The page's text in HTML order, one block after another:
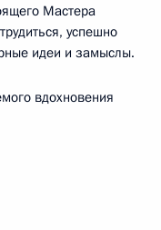
Мастера
успешно
идеи и замыслы.
вдохновения